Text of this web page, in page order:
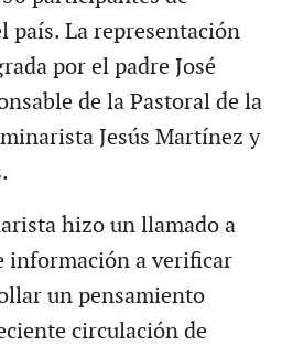
país. La representación
por el padre José
de la Pastoral de la
Jesús Martínez y
hizo un llamado a
información a verificar
un pensamiento
circulación de